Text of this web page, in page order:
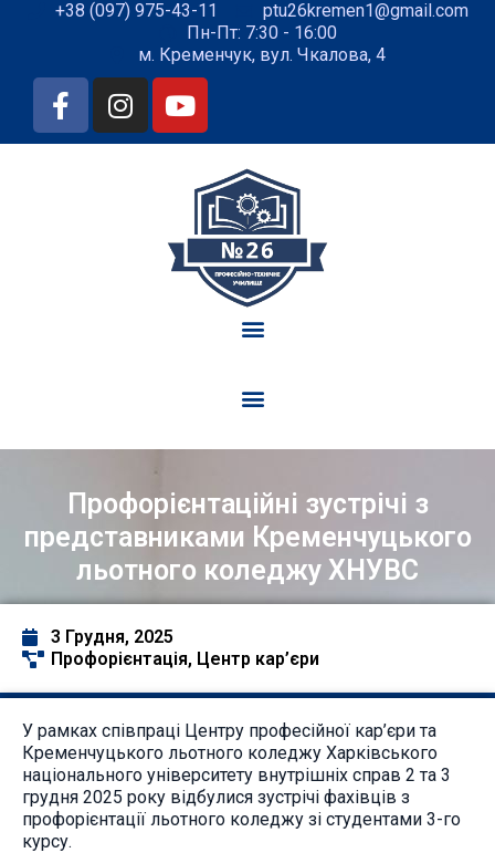
+38 (097) 975-43-11
ptu26kremen1@gmail.com
Пн-Пт: 7:30 - 16:00
м. Кременчук, вул. Чкалова, 4
Профорієнтаційні зустрічі з
представниками Кременчуцького
льотного коледжу ХНУВС
3 Грудня, 2025
Профорієнтація, Центр кар’єри
У рамках співпраці Центру професійної кар’єри та
Кременчуцького льотного коледжу Харківського
національного університету внутрішніх справ 2 та 3
грудня 2025 року відбулися зустрічі фахівців з
профорієнтації льотного коледжу зі студентами 3-го
курсу.